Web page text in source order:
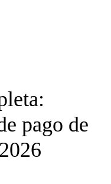
pago de